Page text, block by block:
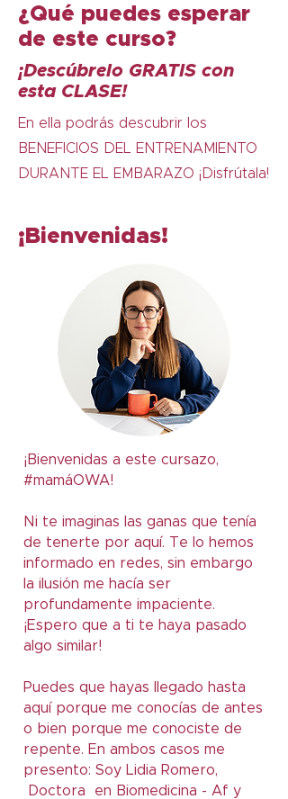
¿Qué puedes esperar
de este curso?
¡Descúbrelo GRATIS con
esta CLASE!
En ella podrás descubrir los
BENEFICIOS DEL ENTRENAMIENTO
DURANTE EL EMBARAZO ¡Disfrútala!
¡Bienvenidas!
¡Bienvenidas a este cursazo,
#mamáOWA!
Ni te imaginas las ganas que tenía
de tenerte por aquí. Te lo hemos
informado en redes, sin embargo
la ilusión me hacía ser
profundamente impaciente.
¡Espero que a ti te haya pasado
algo similar!
Puedes que hayas llegado hasta
aquí porque me conocías de antes
o bien porque me conociste de
repente. En ambos casos me
presento: Soy Lidia Romero,
Doctora en Biomedicina - Af y